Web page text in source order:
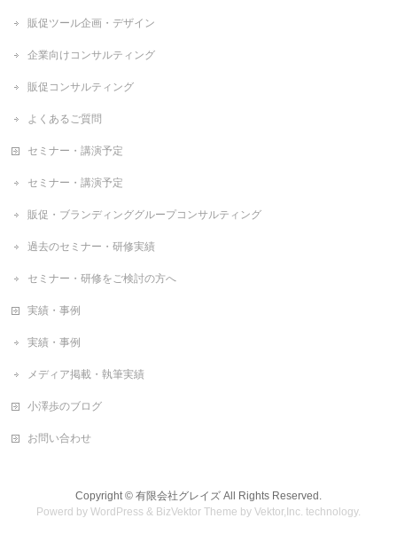
販促ツール企画・デザイン
企業向けコンサルティング
販促コンサルティング
よくあるご質問
セミナー・講演予定
セミナー・講演予定
販促・ブランディンググループコンサルティング
過去のセミナー・研修実績
セミナー・研修をご検討の方へ
実績・事例
実績・事例
メディア掲載・執筆実績
小澤歩のブログ
お問い合わせ
Copyright © 有限会社グレイズAll Rights Reserved.
Powerd by WordPress & BizVektor Theme by Vektor,Inc. technology.